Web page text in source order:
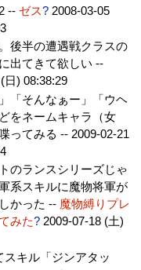
-- ゼス? 2008-03-05
後半の遭遇戦クラスの
出てきて欲しい --
日) 08:38:29
「そんなぁー」「ウヘ
をネームキャラ（女
ってみる -- 2009-02-21
のランスシリーズじゃ
系スキルに魔物将軍が
かった -- 魔物縛りプレ
みた? 2009-07-18 (土)
スキル「ジンアタッ